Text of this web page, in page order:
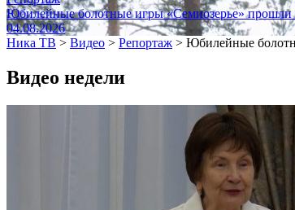
Юбилейные болотные игры «Семиозерье»
04.08.2026
Ника ТВ > Видео > Репортаж > Юбилейные
Видео недели